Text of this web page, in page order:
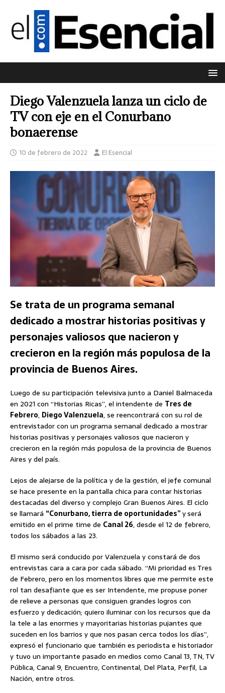
Diego Valenzuela lanza un ciclo de
TV con eje en el Conurbano
bonaerense
10 de febrero de 2022 El Esencial
Se trata de un programa semanal
dedicado a mostrar historias positivas y
personajes valiosos que nacieron y
crecieron en la región más populosa de la
provincia de Buenos Aires.
Luego de su participación televisiva junto a Daniel Balmaceda
en 2021 con “Historias Ricas”, el intendente de Tres de
Febrero, Diego Valenzuela, se reencontrará con su rol de
entrevistador con un programa semanal dedicado a mostrar
historias positivas y personajes valiosos que nacieron y
crecieron en la región más populosa de la provincia de Buenos
Aires y del país.
Lejos de alejarse de la política y de la gestión, el jefe comunal
se hace presente en la pantalla chica para contar historias
destacadas del diverso y complejo Gran Buenos Aires. El ciclo
se llamará “Conurbano, tierra de oportunidades”yserá
emitido en el prime time de Canal 26, desde el 12 de febrero,
todos los sábados a las 23.
El mismo será conducido por Valenzuela y constará de dos
entrevistas cara a cara por cada sábado. “Mi prioridad es Tres
de Febrero, pero en los momentos libres que me permite este
rol tan desafiante que es ser Intendente, me propuse poner
de relieve a personas que consiguen grandes logros con
esfuerzo y dedicación; quiero iluminar con los recursos que da
la tele a las enormes y mayoritarias historias pujantes que
suceden en los barrios y que nos pasan cerca todos los días”,
expresó el funcionario que también es periodista e historiador
y tuvo un importante pasado en medios como Canal 13, TN, TV
Pública, Canal 9, Encuentro, Continental, Del Plata, Perfil, La
Nación, entre otros.